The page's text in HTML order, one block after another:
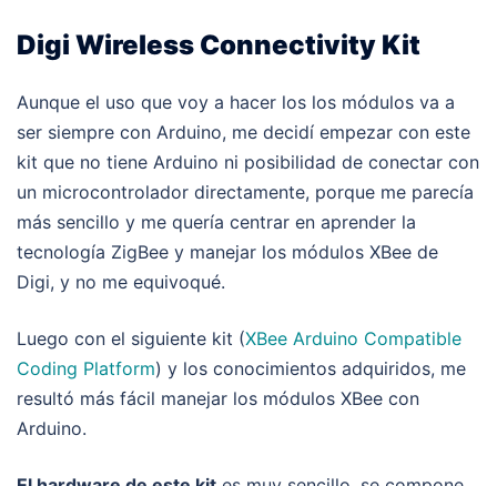
Digi Wireless Connectivity Kit
Aunque el uso que voy a hacer los los módulos va a
ser siempre con Arduino, me decidí empezar con este
kit que no tiene Arduino ni posibilidad de conectar con
un microcontrolador directamente, porque me parecía
más sencillo y me quería centrar en aprender la
tecnología ZigBee y manejar los módulos XBee de
Digi, y no me equivoqué.
Luego con el siguiente kit (XBee Arduino Compatible
Coding Platform) y los conocimientos adquiridos, me
resultó más fácil manejar los módulos XBee con
Arduino.